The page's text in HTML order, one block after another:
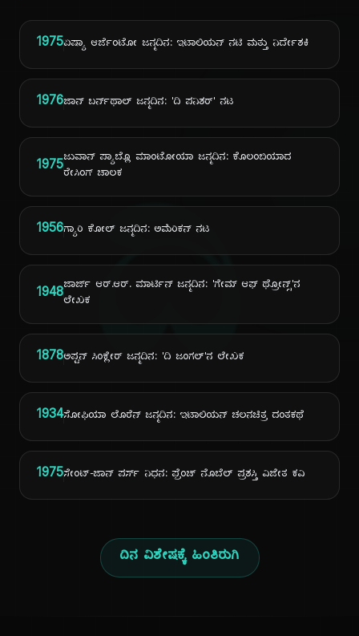
ದಿ
1975ಏಷ್ಯಾ ಆರ್ಜೆಂಟೋ ಜನ್ಮದಿನ: ಇಟಾಲಿಯನ್ ನಟಿ ಮತ್ತು ನಿರ್ದೇಶಕಿ
1976ಜಾನ್ ಬರ್ನ್‌ಥಾಲ್ ಜನ್ಮದಿನ: 'ದಿ ಪನಿಶರ್' ನಟ
1975ಜುವಾನ್ ಪ್ಯಾಬ್ಲೊ ಮಾಂಟೋಯಾ ಜನ್ಮದಿನ: ಕೊಲಂಬಿಯಾದ
ರೇಸಿಂಗ್ ಚಾಲಕ
1956ಗ್ಯಾರಿ ಕೋಲ್ ಜನ್ಮದಿನ: ಅಮೆರಿಕನ್ ನಟ
1948ಜಾರ್ಜ್ ಆರ್.ಆರ್. ಮಾರ್ಟಿನ್ ಜನ್ಮದಿನ: 'ಗೇಮ್ ಆಫ್ ಥ್ರೋನ್ಸ್'ನ
ಲೇಖಕ
1878ಅಪ್ಟನ್ ಸಿಂಕ್ಲೇರ್ ಜನ್ಮದಿನ: 'ದಿ ಜಂಗಲ್'ನ ಲೇಖಕ
1934ಸೋಫಿಯಾ ಲೊರೆನ್ ಜನ್ಮದಿನ: ಇಟಾಲಿಯನ್ ಚಲನಚಿತ್ರ ದಂತಕಥೆ
1975ಸೇಂಟ್-ಜಾನ್ ಪರ್ಸ್ ನಿಧನ: ಫ್ರೆಂಚ್ ನೊಬೆಲ್ ಪ್ರಶಸ್ತಿ ವಿಜೇತ ಕವಿ
ದಿನ ವಿಶೇಷಕ್ಕೆ ಹಿಂತಿರುಗಿ